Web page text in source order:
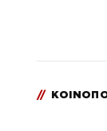
//